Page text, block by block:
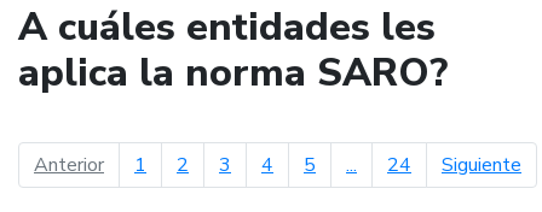
A cuáles entidades les
aplica la norma SARO?
Anteriorpágina anterior
1 2 3 4 5 ... 24 Siguiente